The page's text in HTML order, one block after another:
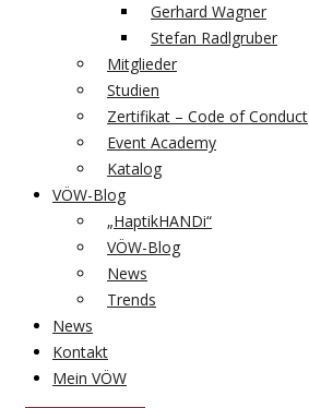
Gerhard Wagner
Stefan Radlgruber
Mitglieder
Studien
Zertifikat – Code of Conduct
Event Academy
Katalog
VÖW-Blog
„HaptikHANDi“
VÖW-Blog
News
Trends
News
Kontakt
Mein VÖW